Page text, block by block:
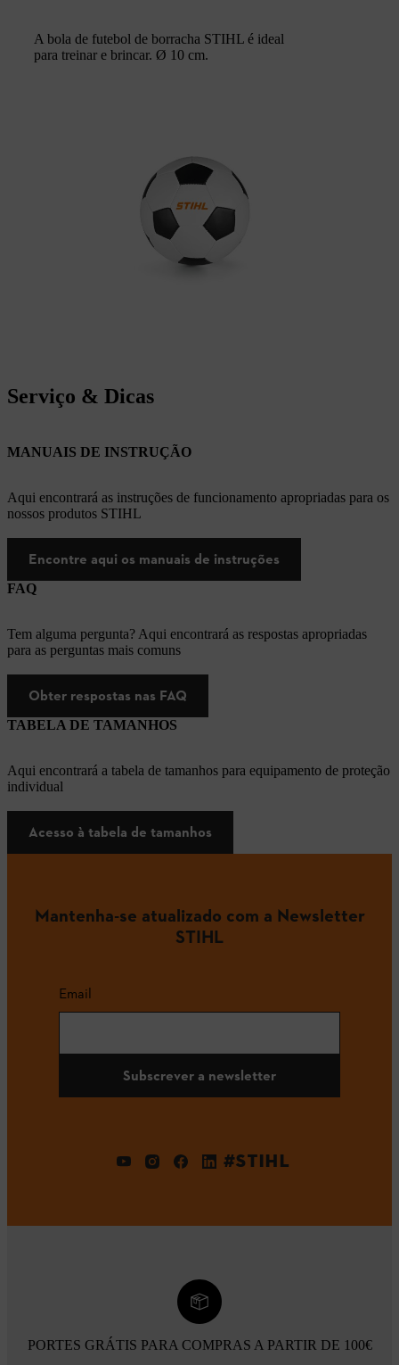
A bola de futebol de borracha STIHL é ideal
para treinar e brincar. Ø 10 cm.
Serviço & Dicas
MANUAIS DE INSTRUÇÃO
Aqui encontrará as instruções de funcionamento apropriadas para os
nossos produtos STIHL
Encontre aqui os manuais de instruções
FAQ
Tem alguma pergunta? Aqui encontrará as respostas apropriadas
para as perguntas mais comuns
Obter respostas nas FAQ
TABELA DE TAMANHOS
Aqui encontrará a tabela de tamanhos para equipamento de proteção
individual
Acesso à tabela de tamanhos
Mantenha-se atualizado com a Newsletter
STIHL
Email
Subscrever a newsletter
#STIHL
PORTES GRÁTIS PARA COMPRAS A PARTIR DE 100€